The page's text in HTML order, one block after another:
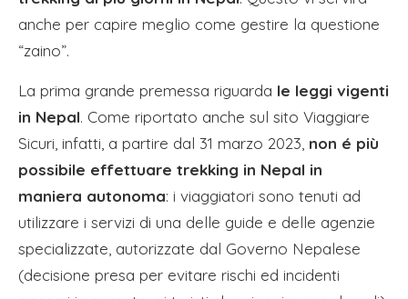
anche per capire meglio come gestire la questione
“zaino”.
La prima grande premessa riguarda le leggi vigenti
in Nepal. Come riportato anche sul sito Viaggiare
Sicuri, infatti, a partire dal 31 marzo 2023, non é più
possibile effettuare trekking in Nepal in
maniera autonoma: i viaggiatori sono tenuti ad
utilizzare i servizi di una delle guide e delle agenzie
specializzate, autorizzate dal Governo Nepalese
(decisione presa per evitare rischi ed incidenti